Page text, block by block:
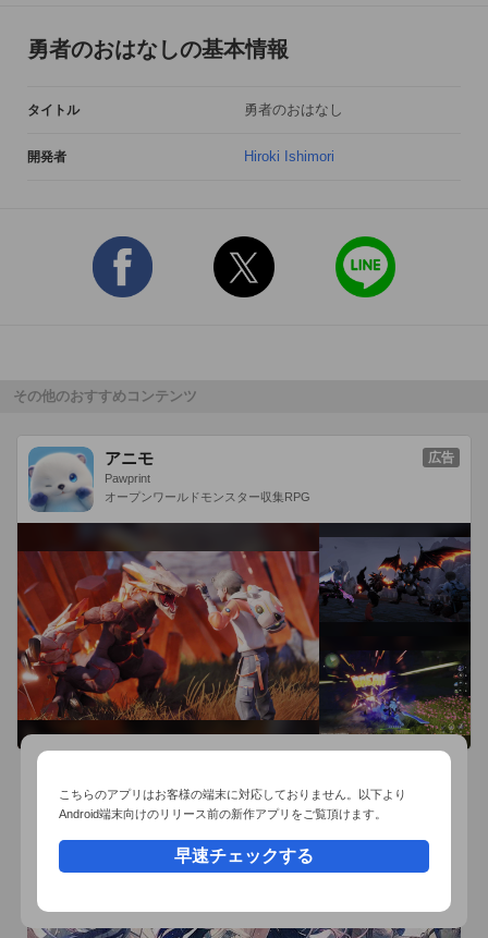
勇者のおはなしの基本情報
タイトル 勇者のおはなし
開発者 Hiroki Ishimori
その他のおすすめコンテンツ
アニモ
Pawprint
オープンワールドモンスター収集RPG
広告
おすすめ事前予約アプリ
こちらのアプリはお客様の端末に対応しておりません。以下より
Android端末向けのリリース前の新作アプリをご覧頂けます。
早速チェックする